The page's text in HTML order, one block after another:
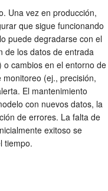
Una vez en producción,
que sigue funcionando
puede degradarse con el
de los datos de entrada
o cambios en el entorno de
(ej., precisión,
El mantenimiento
con nuevos datos, la
de errores. La falta de
exitoso se
tiempo.